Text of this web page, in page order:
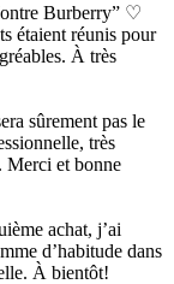
Burberry” ♡
étaient réunis pour
À très
sûrement pas le
très
Merci et bonne
achat, j’ai
d’habitude dans
À bientôt!